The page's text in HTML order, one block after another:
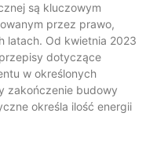
są kluczowym
przez prawo,
latach. Od kwietnia 2023
dotyczące
w określonych
zakończenie budowy
określa ilość energii